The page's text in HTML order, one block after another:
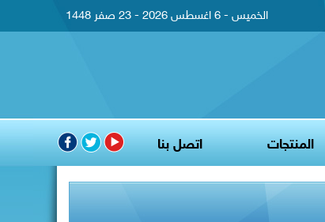
الخميس - 6 اغسطس 2026 - 23 صفر 1448
اتصل بنا المنتجات